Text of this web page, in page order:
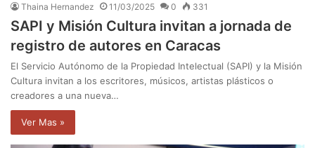
Thaina Hernandez 11/03/2025 0 331
SAPI y Misión Cultura invitan a jornada de
registro de autores en Caracas
El Servicio Autónomo de la Propiedad Intelectual (SAPI) y la Misión
Cultura invitan a los escritores, músicos, artistas plásticos o
creadores a una nueva…
Ver Mas »